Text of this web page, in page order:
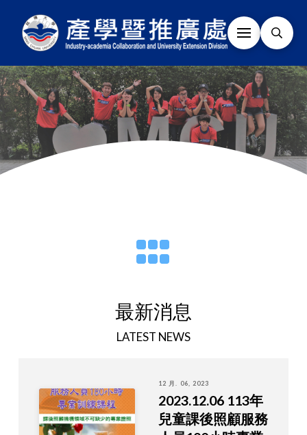
最新消息
LATEST NEWS
12 月. 06, 2023
2023.12.06 113年
兒童課後照顧服務